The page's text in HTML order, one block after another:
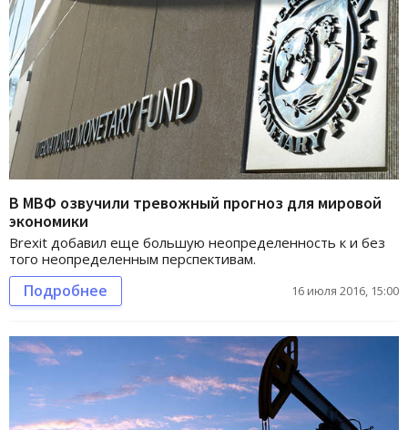
В МВФ озвучили тревожный прогноз для мировой
экономики
Brexit добавил еще большую неопределенность к и без
того неопределенным перспективам.
Подробнее 16 июля 2016, 15:00